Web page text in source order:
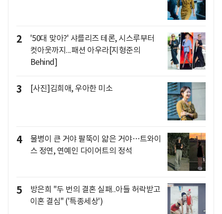
2
'50대 맞아?' 샤를리즈 테론, 시스루부터
컷아웃까지...패션 아우라[지형준의
Behind]
3 [사진]김희애, 우아한 미소
4
물병이 큰 거야 팔뚝이 얇은 거야…트와이
스 정연, 연예인 다이어트의 정석
5
방은희 "두 번의 결혼 실패..아들 허락받고
이혼 결심" ('특종세상')